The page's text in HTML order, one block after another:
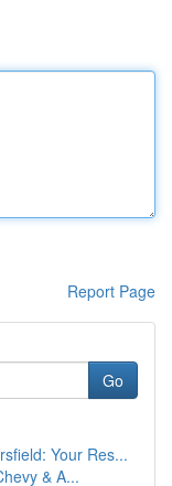
Report Page
Go
Your Res...
& A...